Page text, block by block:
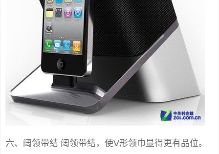
六、阔领带结 阔领带结，使V形领巾显得更有品位。